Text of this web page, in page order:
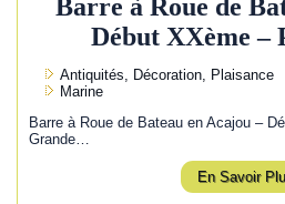
Barre à Roue de
Début XXème –
Antiquités, Décoration, Plaisance
Marine
Barre à Roue de Bateau en Acajou –
Grande…
En Savoir